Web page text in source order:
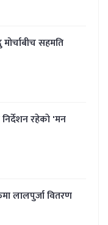
सहमति
रहेकाे 'मन
लालपुर्जा वितरण